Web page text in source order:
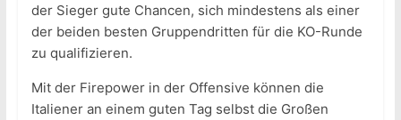
der Sieger gute Chancen, sich mindestens als einer
der beiden besten Gruppendritten für die KO-Runde
zu qualifizieren.
Mit der Firepower in der Offensive können die
Italiener an einem guten Tag selbst die Großen